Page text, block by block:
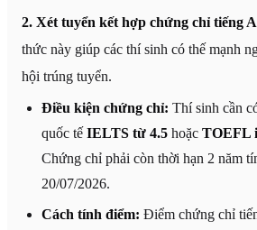
2. Xét tuyển kết hợp chứng chỉ tiếng
thức này giúp các thí sinh có thế mạnh
hội trúng tuyển.
Điều kiện chứng chỉ: Thí sinh cần
quốc tế IELTS từ 4.5hoặc TOEFL
Chứng chỉ phải còn thời hạn 2 năm
20/07/2026.
Cách tính điểm: Điểm chứng chỉ